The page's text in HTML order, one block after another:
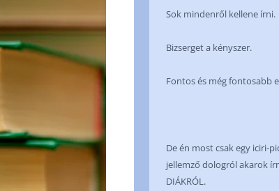
Sok mindenről kellene írni.
Bizserget a kényszer.
Fontos és még fontosabb
De én most csak egy iciri-
jellemző dologról akarok
DIÁKRÓL.